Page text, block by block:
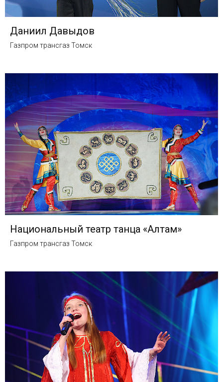
Даниил Давыдов
Газпром трансгаз Томск
Национальный театр танца «Алтам»
Газпром трансгаз Томск